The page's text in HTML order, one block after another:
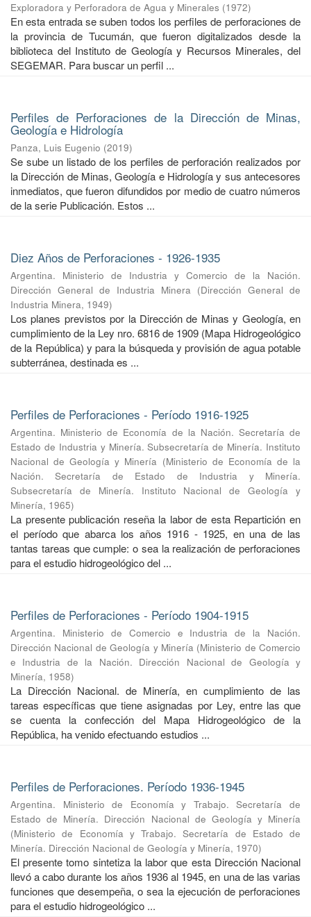
Exploradora y Perforadora de Agua y Minerales (1972)
En esta entrada se suben todos los perfiles de perforaciones de
la provincia de Tucumán, que fueron digitalizados desde la
biblioteca del Instituto de Geología y Recursos Minerales, del
SEGEMAR. Para buscar un perfil ...
Perfiles de Perforaciones de la Dirección de Minas,
Geología e Hidrología
Panza, Luis Eugenio (2019)
Se sube un listado de los perfiles de perforación realizados por
la Dirección de Minas, Geología e Hidrología y sus antecesores
inmediatos, que fueron difundidos por medio de cuatro números
de la serie Publicación. Estos ...
Diez Años de Perforaciones - 1926-1935
Argentina. Ministerio de Industria y Comercio de la Nación.
Dirección General de Industria Minera (Dirección General de
Industria Minera, 1949)
Los planes previstos por la Dirección de Minas y Geología, en
cumpli­miento de la Ley nro. 6816 de 1909 (Mapa Hidrogeológico
de la República) y para la búsqueda y provisión de agua potable
subterránea, destinada es­ ...
Perfiles de Perforaciones - Período 1916-1925
Argentina. Ministerio de Economía de la Nación. Secretaría de
Estado de Industria y Minería. Subsecretaría de Minería. Instituto
Nacional de Geología y Minería (Ministerio de Economía de la
Nación. Secretaría de Estado de Industria y Minería.
Subsecretaría de Minería. Instituto Nacional de Geología y
Minería, 1965)
La presente publicación reseña la labor de esta Repartición en
el período que abarca los años 1916 - 1925, en una de las
tantas tareas que cumple: o sea la realización de perforaciones
para el estudio hidrogeológico del ...
Perfiles de Perforaciones - Período 1904-1915
Argentina. Ministerio de Comercio e Industria de la Nación.
Dirección Nacional de Geología y Minería (Ministerio de Comercio
e Industria de la Nación. Dirección Nacional de Geología y
Minería, 1958)
La Dirección Nacional. de Minería, en cumplimiento de las
tareas específicas que tiene asignadas por Ley, entre las que
se cuenta la confección del Mapa Hidrogeológico de la
República, ha venido efectuando estudios ...
Perfiles de Perforaciones. Período 1936-1945
Argentina. Ministerio de Economía y Trabajo. Secretaría de
Estado de Minería. Dirección Nacional de Geología y Minería
(Ministerio de Economía y Trabajo. Secretaría de Estado de
Minería. Dirección Nacional de Geología y Minería, 1970)
El presente tomo sintetiza la labor que esta Dirección Nacional
llevó a cabo durante los años 1936 al 1945, en una de las varias
funciones que desempeña, o sea la ejecución de perforaciones
para el estudio hidrogeológico ...